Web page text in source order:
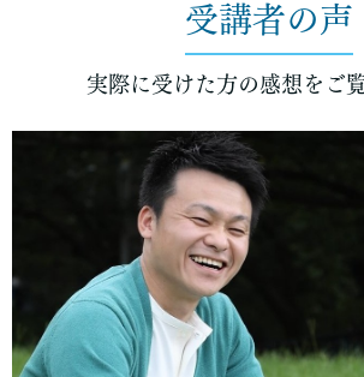
受講者の声
実際に受けた方の感想をご覧